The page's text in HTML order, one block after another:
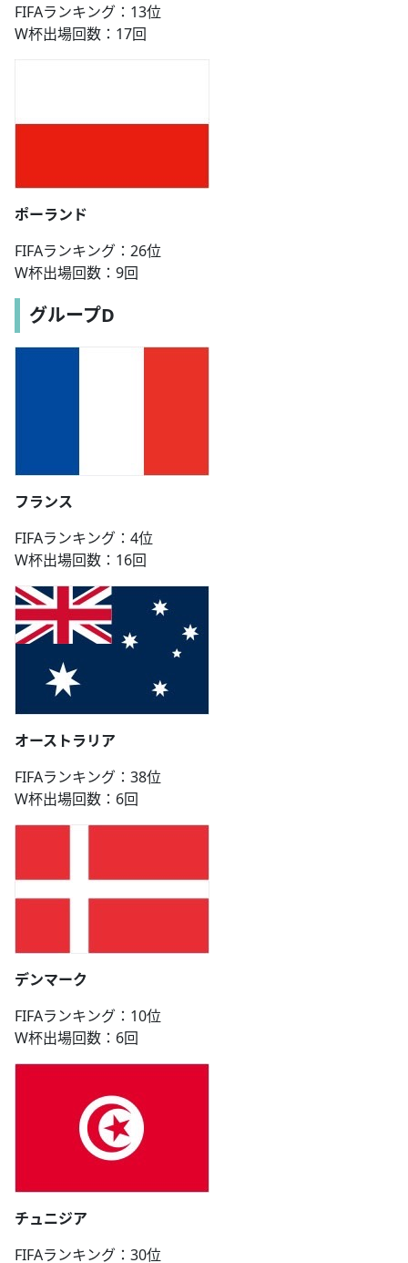
FIFAランキング：13位
W杯出場回数：17回
ポーランド
FIFAランキング：26位
W杯出場回数：9回
グループD
フランス
FIFAランキング：4位
W杯出場回数：16回
オーストラリア
FIFAランキング：38位
W杯出場回数：6回
デンマーク
FIFAランキング：10位
W杯出場回数：6回
チュニジア
FIFAランキング：30位